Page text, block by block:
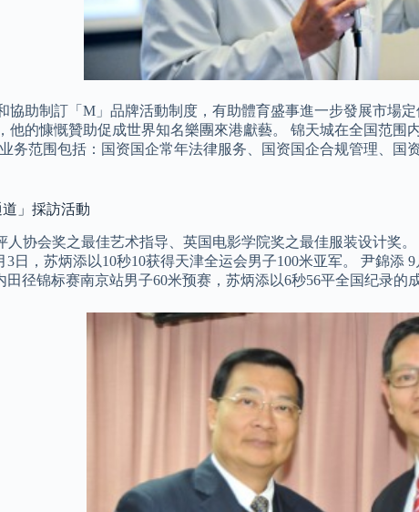
協助制訂「M」品牌活動制度，有助體育盛事進一步發展市場
他的慷慨贊助促成世界知名樂團來港獻藝。 锦天城在全国范
务范围包括：国资国企常年法律服务、国资国企合规管理、
」採訪活動
人协会奖之最佳艺术指导、英国电影学院奖之最佳服装设计奖
日，苏炳添以10秒10获得天津全运会男子100米亚军。 尹錦
田径锦标赛南京站男子60米预赛，苏炳添以6秒56平全国纪录